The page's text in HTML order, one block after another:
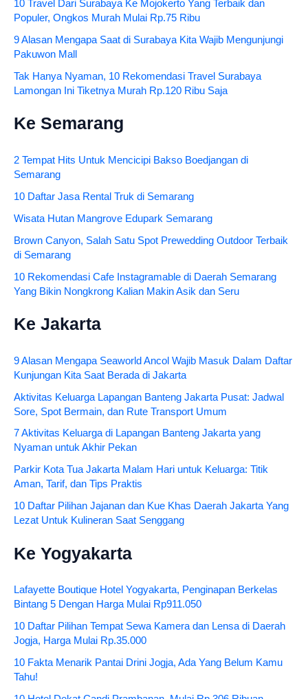
10 Travel Dari Surabaya Ke Mojokerto Yang Terbaik dan
Populer, Ongkos Murah Mulai Rp.75 Ribu
9 Alasan Mengapa Saat di Surabaya Kita Wajib Mengunjungi
Pakuwon Mall
Tak Hanya Nyaman, 10 Rekomendasi Travel Surabaya
Lamongan Ini Tiketnya Murah Rp.120 Ribu Saja
Ke Semarang
2 Tempat Hits Untuk Mencicipi Bakso Boedjangan di
Semarang
10 Daftar Jasa Rental Truk di Semarang
Wisata Hutan Mangrove Edupark Semarang
Brown Canyon, Salah Satu Spot Prewedding Outdoor Terbaik
di Semarang
10 Rekomendasi Cafe Instagramable di Daerah Semarang
Yang Bikin Nongkrong Kalian Makin Asik dan Seru
Ke Jakarta
9 Alasan Mengapa Seaworld Ancol Wajib Masuk Dalam Daftar
Kunjungan Kita Saat Berada di Jakarta
Aktivitas Keluarga Lapangan Banteng Jakarta Pusat: Jadwal
Sore, Spot Bermain, dan Rute Transport Umum
7 Aktivitas Keluarga di Lapangan Banteng Jakarta yang
Nyaman untuk Akhir Pekan
Parkir Kota Tua Jakarta Malam Hari untuk Keluarga: Titik
Aman, Tarif, dan Tips Praktis
10 Daftar Pilihan Jajanan dan Kue Khas Daerah Jakarta Yang
Lezat Untuk Kulineran Saat Senggang
Ke Yogyakarta
Lafayette Boutique Hotel Yogyakarta, Penginapan Berkelas
Bintang 5 Dengan Harga Mulai Rp911.050
10 Daftar Pilihan Tempat Sewa Kamera dan Lensa di Daerah
Jogja, Harga Mulai Rp.35.000
10 Fakta Menarik Pantai Drini Jogja, Ada Yang Belum Kamu
Tahu!